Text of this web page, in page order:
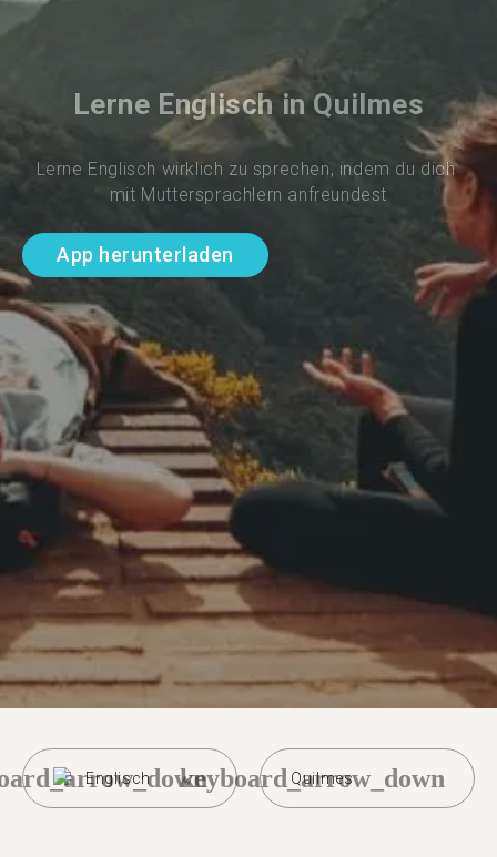
Lerne Englisch in Quilmes
Lerne Englisch wirklich zu sprechen, indem du dich
mit Muttersprachlern anfreundest
App herunterladen
Englisch Quilmes
keyboard_arrow_down